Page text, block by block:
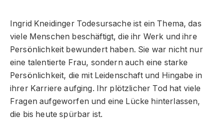
Ingrid Kneidinger Todesursache ist ein Thema, das
viele Menschen beschäftigt, die ihr Werk und ihre
Persönlichkeit bewundert haben. Sie war nicht nur
eine talentierte Frau, sondern auch eine starke
Persönlichkeit, die mit Leidenschaft und Hingabe in
ihrer Karriere aufging. Ihr plötzlicher Tod hat viele
Fragen aufgeworfen und eine Lücke hinterlassen,
die bis heute spürbar ist.